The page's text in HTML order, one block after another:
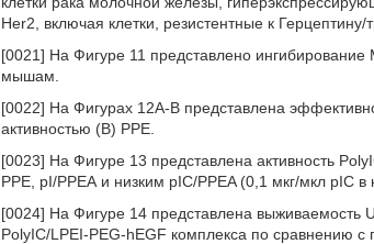
Her2, включая клетки, резистентные к Герцептину/
[0021] На Фигуре 11 представлено
мышам.
[0022] На Фигурах 12А-В представлена
активностью (В) РРЕ.
[0023] На Фигуре 13 представлена активность
РРЕ, pI/РРЕА и низким pIC/PPEA (0,1 мкг/мкл pIC в
[0024] На Фигуре 14 представлена выживаемость
PolyIC/LPEI-PEG-hEGF комплекса по сравнению